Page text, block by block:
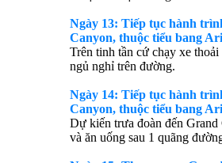
Ngày 13: Tiếp tục hành
Canyon, thuộc tiểu bang
Trên tinh tần cứ chạy xe thoải
ngủ nghỉ trên đường.
Ngày 14: Tiếp tục hành
Canyon, thuộc tiểu bang
Dự kiến trưa đoàn đến
và ăn uống sau 1 quãng